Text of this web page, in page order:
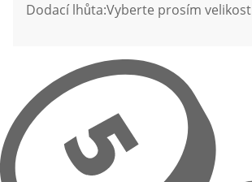
Dodací lhůta:Vyberte prosím velikost